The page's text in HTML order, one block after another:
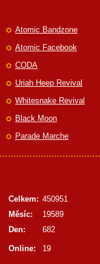
Atomic Bandzone
Atomic Facebook
CODA
Uriah Heep Revival
Whitesnake Revival
Black Moon
Parade Marche
Online: 19
Celkem: 450951
Měsíc:
19589
Den:
682